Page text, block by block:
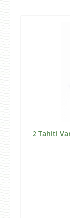
2 Tahiti